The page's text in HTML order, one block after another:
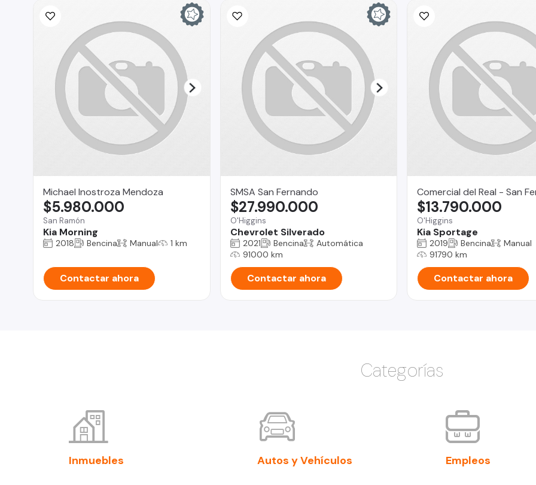
Michael Inostroza Mendoza
San Ramón
Kia Morning
$5.980.000
2018 Bencina Manual 1 km
Contactar ahora
SMSA San Fernando
O'Higgins
Chevrolet Silverado
$27.990.000
2021 Bencina
Automática
91000 km
Contactar ahora
Comercial del Real - San
O'Higgins
Kia Sportage
$13.790.000
2019 Bencina
Manual
91790 km
Contactar ahora
Categorías
Inmuebles Autos y Vehículos Empleos